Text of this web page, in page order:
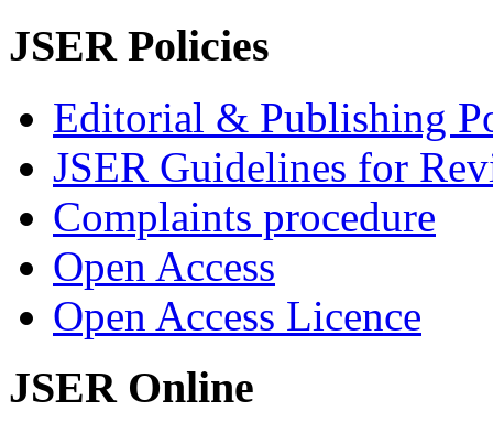
JSER Policies
Editorial & Publishing
JSER Guidelines for
Complaints procedure
Open Access
Open Access Licence
JSER Online